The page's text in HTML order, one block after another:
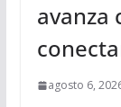
avanza
agosto 6,